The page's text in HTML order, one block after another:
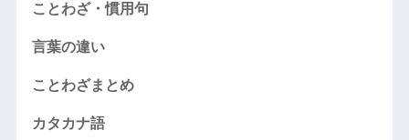
ことわざ・慣用句
言葉の違い
ことわざまとめ
カタカナ語